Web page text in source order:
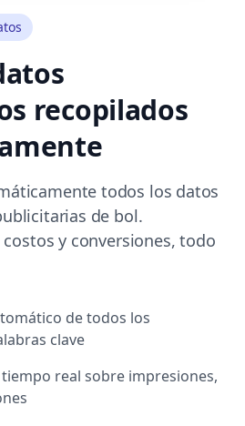
recopilados
todos los datos
de bol.
y conversiones, todo
de todos los
clave
real sobre impresiones,